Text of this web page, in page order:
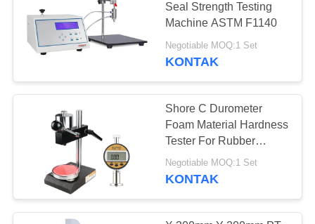
penuaan kamar uji
15
Seal Strength Testing
Machine ASTM F1140
Negotiable MOQ:1 Set
KONTAK
Shore C Durometer
Foam Material Hardness
Tester For Rubber
Plastic 100HC
Negotiable MOQ:1 Set
KONTAK